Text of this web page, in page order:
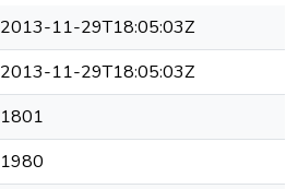
2013-11-29T18:05:03Z
2013-11-29T18:05:03Z
1801
1980